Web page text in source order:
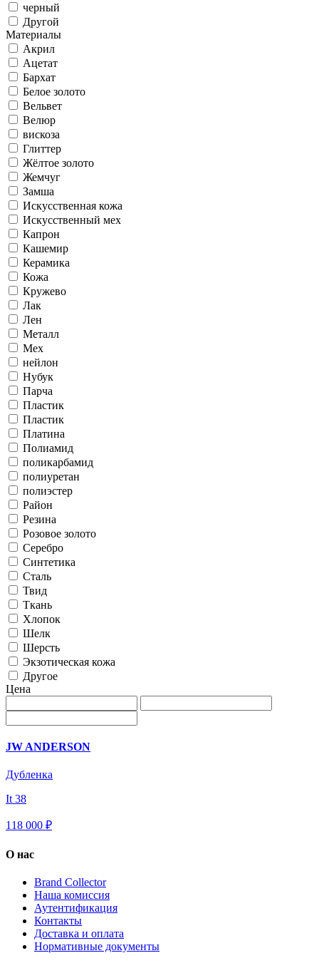
черный
Другой
Материалы
Акрил
Ацетат
Бархат
Белое золото
Вельвет
Велюр
вискоза
Глиттер
Жёлтое золото
Жемчуг
Замша
Искусственная кожа
Искусственный мех
Капрон
Кашемир
Керамика
Кожа
Кружево
Лак
Лен
Металл
Мех
нейлон
Нубук
Парча
Пластик
Пластик
Платина
Полиамид
поликарбамид
полиуретан
полиэстер
Район
Резина
Розовое золото
Серебро
Синтетика
Сталь
Твид
Ткань
Хлопок
Шелк
Шерсть
Экзотическая кожа
Другое
Цена
JW ANDERSON
Дубленка
It 38
118 000 ₽
О нас
Brand Collector
Наша комиссия
Аутентификация
Контакты
Доставка и оплата
Нормативные документы